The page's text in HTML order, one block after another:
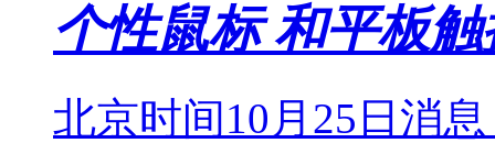
个性鼠标 和平板
北京时间10月25日消